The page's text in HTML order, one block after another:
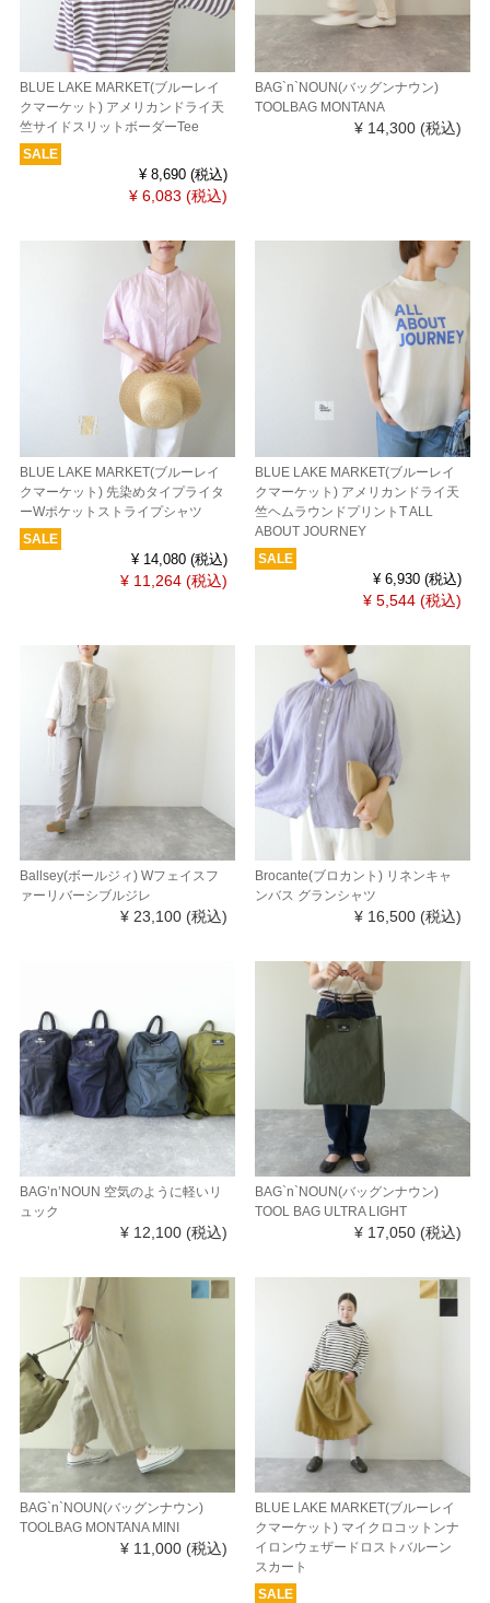
BLUE LAKE MARKET(ブルーレイ
クマーケット) アメリカンドライ天
竺サイドスリットボーダーTee
SALE
¥ 8,690 (税込)
¥ 6,083 (税込)
BAG`n`NOUN(バッグンナウン)
TOOLBAG MONTANA
¥ 14,300 (税込)
BLUE LAKE MARKET(ブルーレイ
クマーケット) 先染めタイプライタ
ーWポケットストライプシャツ
SALE
¥ 14,080 (税込)
¥ 11,264 (税込)
BLUE LAKE MARKET(ブルーレイ
クマーケット) アメリカンドライ天
竺ヘムラウンドプリントT ALL
ABOUT JOURNEY
SALE
¥ 6,930(税込)
¥ 5,544(税込)
Ballsey(ボールジィ) Wフェイスフ
ァーリバーシブルジレ
¥ 23,100 (税込)
Brocante(ブロカント) リネンキャ
ンバス グランシャツ
¥ 16,500 (税込)
BAG’n’NOUN 空気のように軽いリ
ュック
¥ 12,100 (税込)
BAG`n`NOUN(バッグンナウン)
TOOL BAG ULTRA LIGHT
¥ 17,050 (税込)
BAG`n`NOUN(バッグンナウン)
TOOLBAG MONTANA MINI
¥ 11,000 (税込)
BLUE LAKE MARKET(ブルーレイ
クマーケット) マイクロコットンナ
イロンウェザードロストバルーン
スカート
SALE